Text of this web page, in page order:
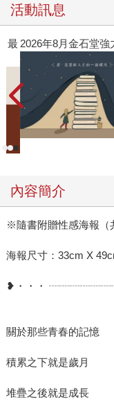
活動訊息
2026年8月金石堂強
內容簡介
※隨書附贈性感海報（
海報尺寸：33cm X
❥・・・
關於那些青春的記憶
積累之下就是歲月
堆疊之後就是成長